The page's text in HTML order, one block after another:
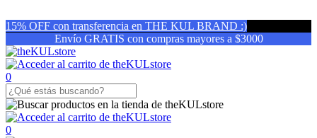
15% OFF con transferencia en THE KUL BRAND :)
Envío GRATIS con compras mayores a $3000
0
0